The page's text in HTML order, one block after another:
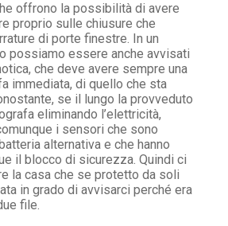
offrono la possibilità di avere
proprio sulle chiusure che
di porte finestre. In un
possiamo essere anche avvisati
che deve avere sempre una
immediata, di quello che sta
se il lungo la provveduto
eliminando l’elettricità,
i sensori che sono
alternativa e che hanno
il blocco di sicurezza. Quindi ci
la casa che se protetto da soli
in grado di avvisarci perché era
file.